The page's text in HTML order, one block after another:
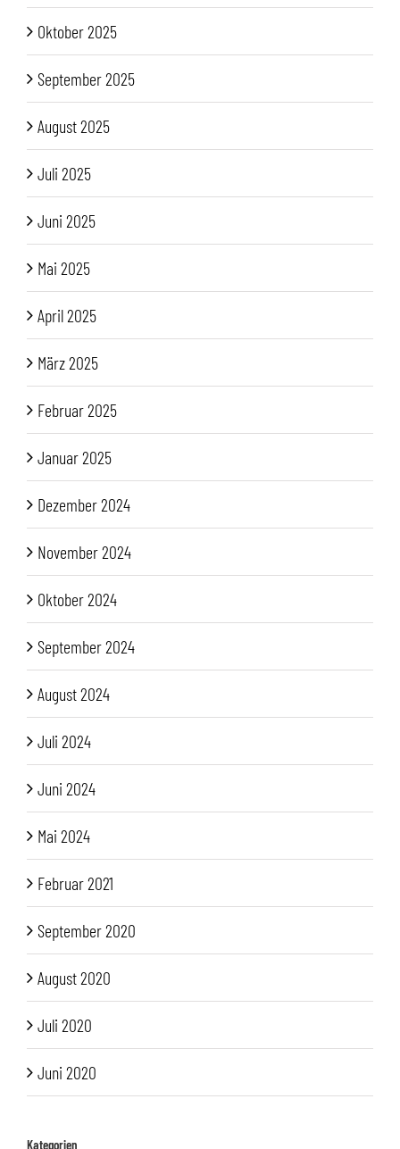
Oktober 2025
September 2025
August 2025
Juli 2025
Juni 2025
Mai 2025
April 2025
März 2025
Februar 2025
Januar 2025
Dezember 2024
November 2024
Oktober 2024
September 2024
August 2024
Juli 2024
Juni 2024
Mai 2024
Februar 2021
September 2020
August 2020
Juli 2020
Juni 2020
Kategorien